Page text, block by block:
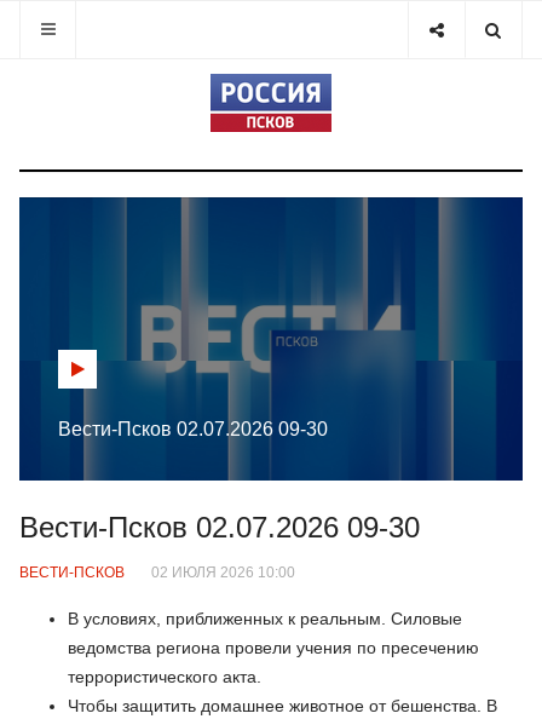
Вести-Псков 02.07.2026 09-30
Вести-Псков 02.07.2026 09-30
ВЕСТИ-ПСКОВ 02 ИЮЛЯ 2026 10:00
В условиях, приближенных к реальным. Силовые
ведомства региона провели учения по пресечению
террористического акта.
Чтобы защитить домашнее животное от бешенства. В